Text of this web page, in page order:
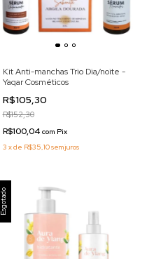
Kit Anti-manchas Trio Dia/noite -
Yaqar Cosméticos
R$105,30
R$152,30
R$100,04 com Pix
3 xde R$35,10sem juros
Esgotado